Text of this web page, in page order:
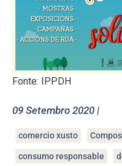
Fonte: IPPDH
09 Setembro 2020 |
comercio xusto
consumo responsable